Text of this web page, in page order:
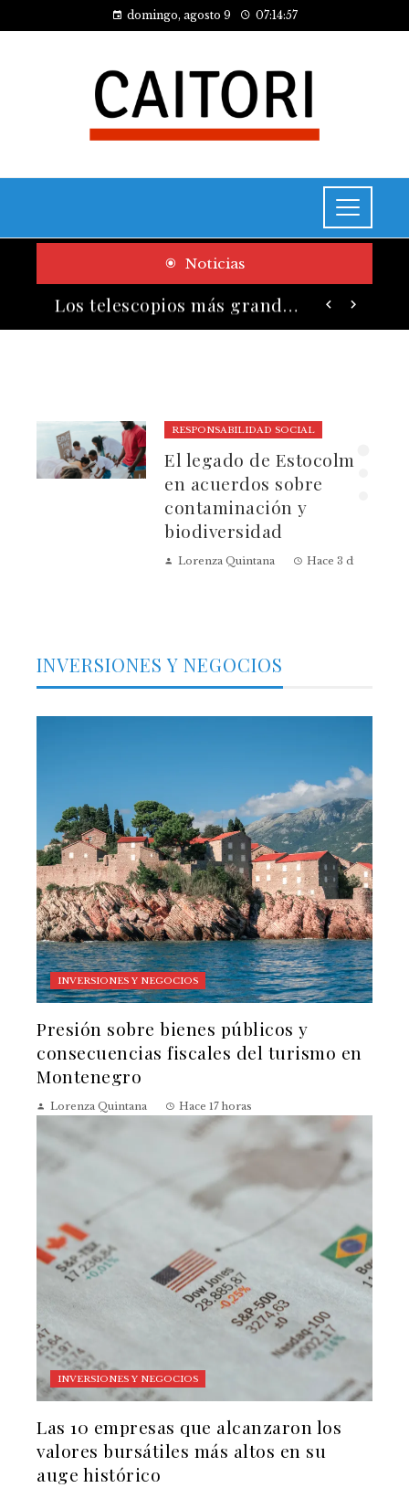
domingo, agosto 9 07:14:58
Noticias
Presión sobre bienes públicos y consecuencias fiscales del turismo en Montenegro
RESPONSABILIDAD SOCIAL
El legado de Estocolmo
en acuerdos sobre
contaminación y
biodiversidad
Lorenza Quintana Hace 3 días
INVERSIONES Y NEGOCIOS
INVERSIONES Y NEGOCIOS
Presión sobre bienes públicos y
consecuencias fiscales del turismo en
Montenegro
Lorenza Quintana Hace 17 horas
INVERSIONES Y NEGOCIOS
Las 10 empresas que alcanzaron los
valores bursátiles más altos en su
auge histórico